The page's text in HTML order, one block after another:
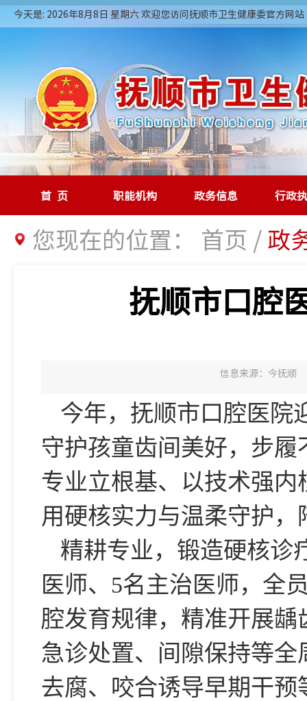
今天是: 2026年8月8日 星期六 欢迎您访问抚顺市卫生健康委官方网站
首页 职能机构 政务信息 行政
您现在的位置： 首页 /政
抚顺市口腔
信息来源：今抚顺
今年，抚顺市口腔医院
守护孩童齿间美好，步
专业立根基、以技术强
用硬核实力与温柔守护
精耕专业，锻造硬核诊
医师、5名主治医师，全
腔发育规律，精准开展
急诊处置、间隙保持等
去腐、咬合诱导早期干